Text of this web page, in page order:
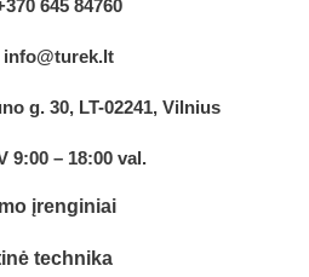
645 84760
info@turek.lt
g. 30, LT-02241, Vilnius
9:00 – 18:00 val.
įrenginiai
technika